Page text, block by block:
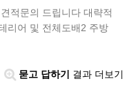
적문의 드립니다 대략적
리어 및 전체도배2 주방
묻고 답하기 결과 더보기